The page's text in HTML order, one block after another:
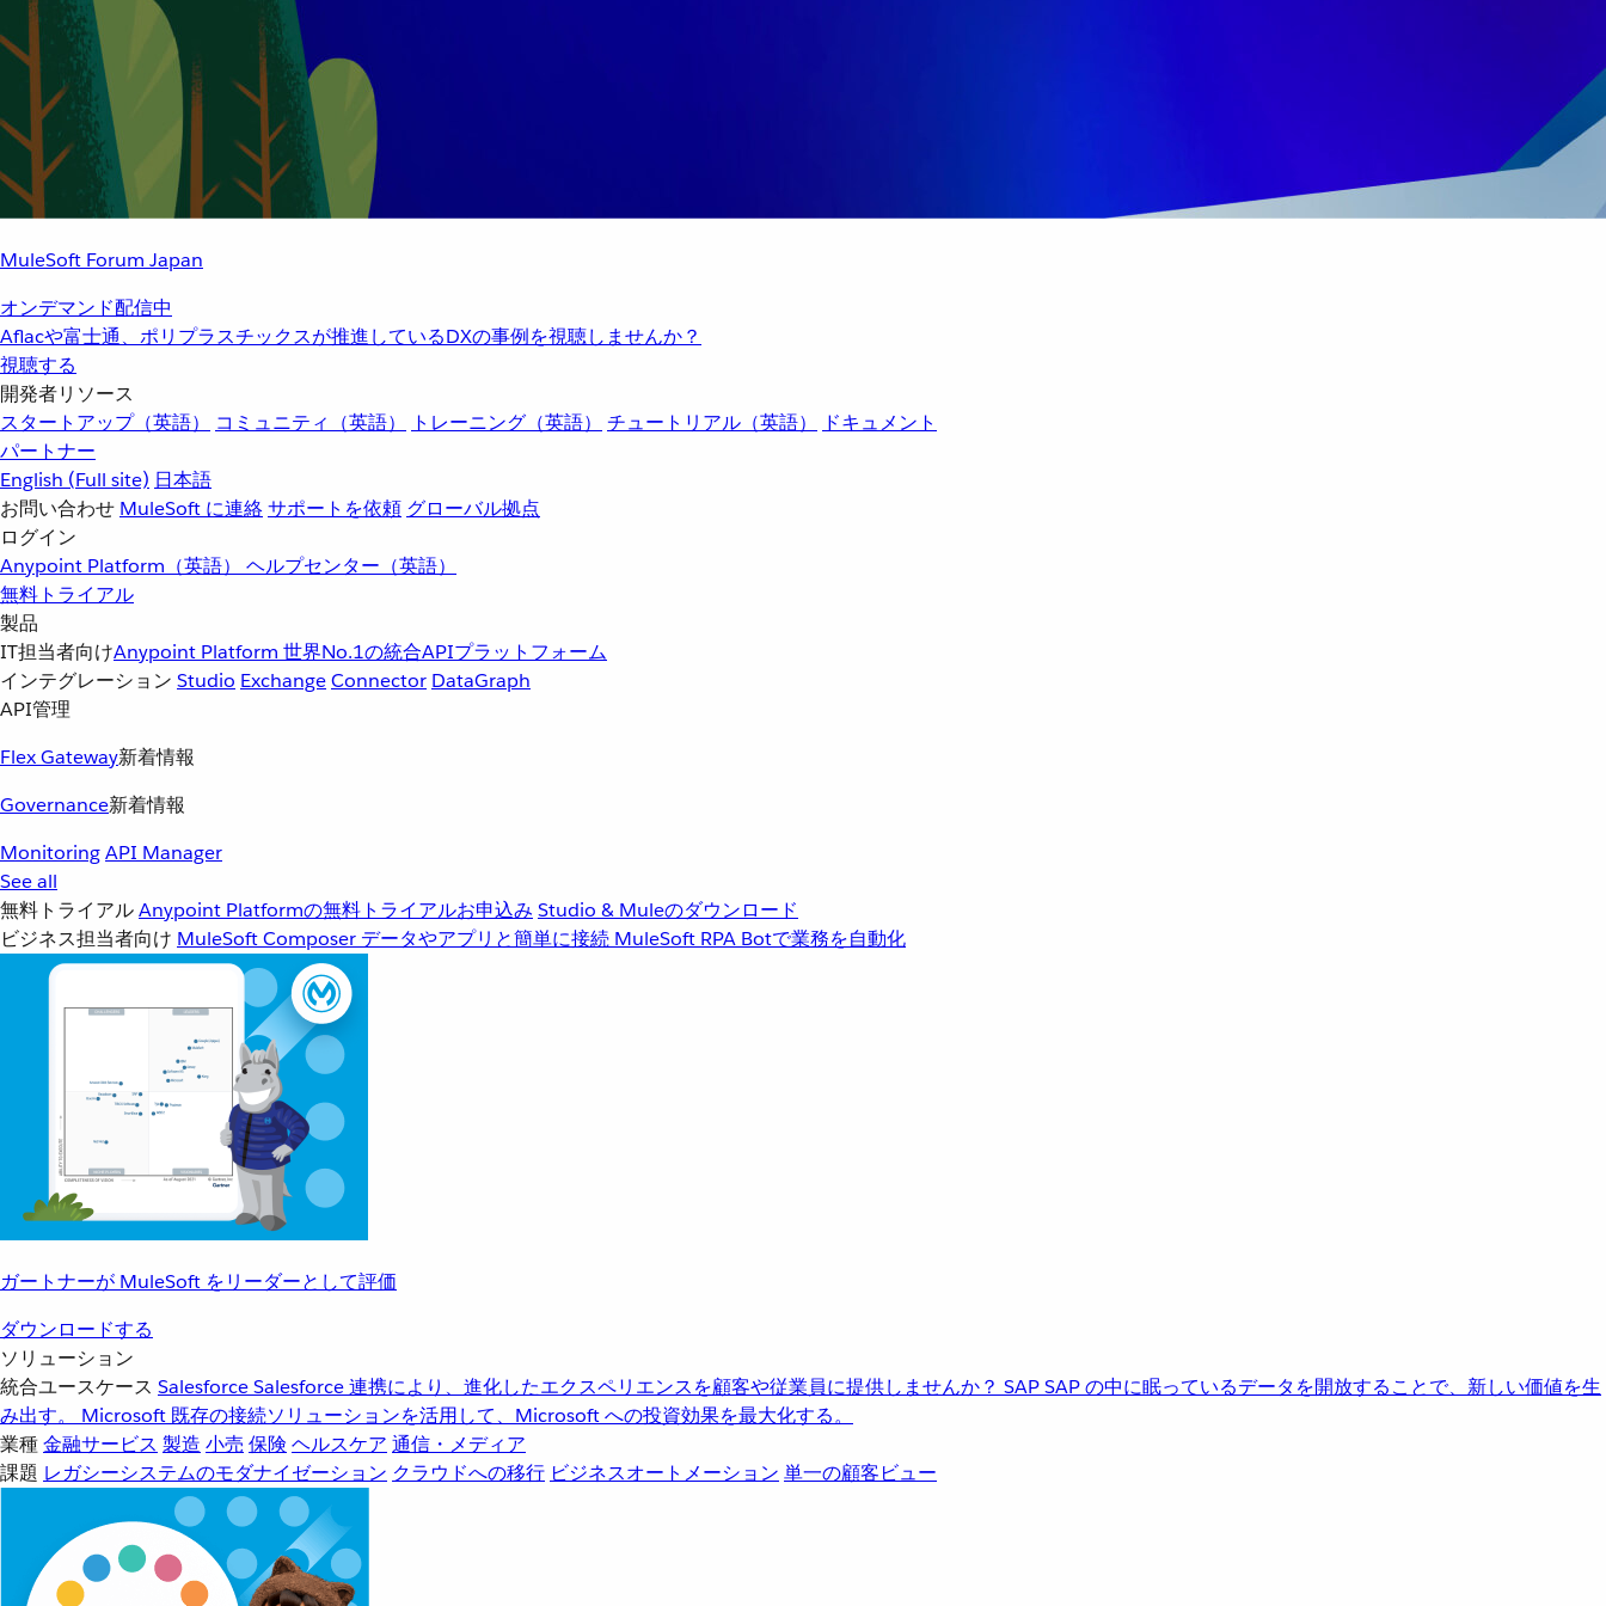
MuleSoft Forum Japan
オンデマンド配信中
Aflacや富士通、ポリプラスチックスが推進しているDXの事例を視聴しませんか？
視聴する
開発者リソース
スタートアップ（英語）
コミュニティ（英語） トレーニング（英語） チュートリアル（英語）
ドキュメント
パートナー
English (Full site) 日本語
お問い合わせ MuleSoft に連絡サポートを依頼 グローバル拠点
ログイン
Anypoint Platform（英語） ヘルプセンター（英語）
無料トライアル
製品
IT担当者向けAnypoint Platform 世界No.1の統合APIプラットフォーム
インテグレーション Studio ExchangeConnector DataGraph
API管理
Flex Gateway新着情報
Governance新着情報
MonitoringAPI Manager
See all
無料トライアルAnypoint Platformの無料トライアルお申込み Studio & Muleのダウンロード
ビジネス担当者向け MuleSoft Composer データやアプリと簡単に接続 MuleSoft RPA Botで業務を自動化
ガートナーが MuleSoft をリーダーとして評価
ダウンロードする
ソリューション
統合ユースケース SalesforceSalesforce 連携により、進化したエクスペリエンスを顧客や従業員に提供しませんか？ SAPSAP の中に眠っているデータを開放することで、新しい価値を生
み出す。
Microsoft 既存の接続ソリューションを活用して、Microsoft への投資効果を最大化する。
業種金融サービス 製造 小売 保険 ヘルスケア 通信・メディア
課題 レガシーシステムのモダナイゼーション クラウドへの移行 ビジネスオートメーション 単一の顧客ビュー